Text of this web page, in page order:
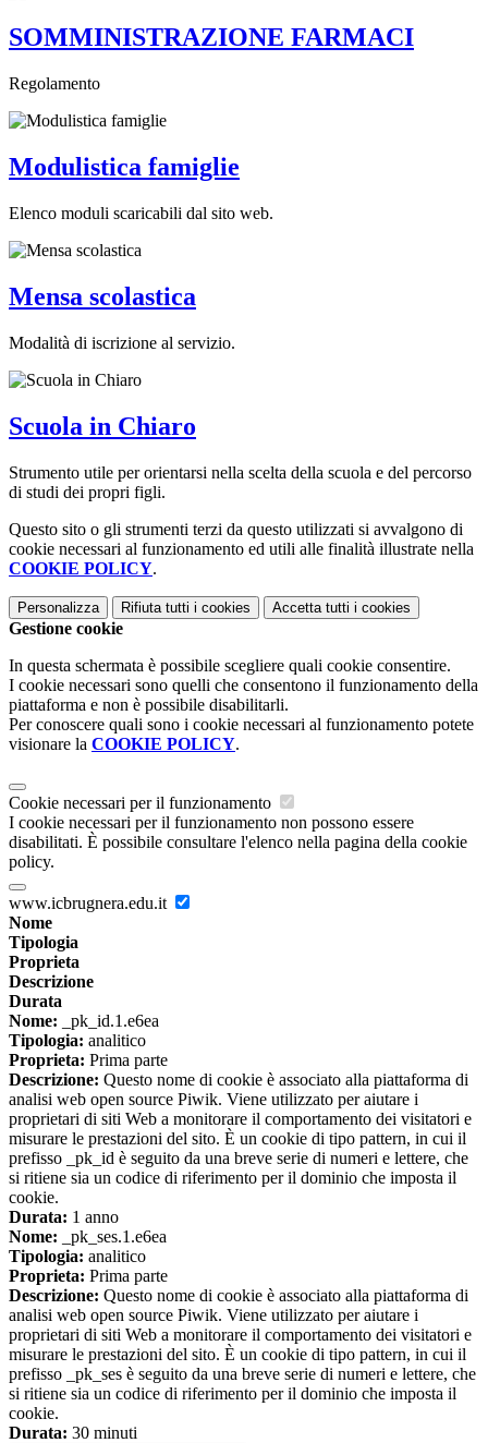
SOMMINISTRAZIONE FARMACI
Regolamento
Modulistica famiglie
Elenco moduli scaricabili dal sito web.
Mensa scolastica
Modalità di iscrizione al servizio.
Scuola in Chiaro
Strumento utile per orientarsi nella scelta della scuola e del percorso
di studi dei propri figli.
Questo sito o gli strumenti terzi da questo utilizzati si avvalgono di
cookie necessari al funzionamento ed utili alle finalità illustrate nella
COOKIE POLICY.
Personalizza Rifiuta tutti i cookies Accetta tutti i cookies
Gestione cookie
In questa schermata è possibile scegliere quali cookie consentire.
I cookie necessari sono quelli che consentono il funzionamento della
piattaforma e non è possibile disabilitarli.
Per conoscere quali sono i cookie necessari al funzionamento potete
visionare la COOKIE POLICY.
Cookie necessari per il funzionamento
I cookie necessari per il funzionamento non possono essere
disabilitati. È possibile consultare l'elenco nella pagina della cookie
policy.
www.icbrugnera.edu.it
Nome
Tipologia
Proprieta
Descrizione
Durata
Nome: _pk_id.1.e6ea
Tipologia: analitico
Proprieta: Prima parte
Descrizione: Questo nome di cookie è associato alla piattaforma di
analisi web open source Piwik. Viene utilizzato per aiutare i
proprietari di siti Web a monitorare il comportamento dei visitatori e
misurare le prestazioni del sito. È un cookie di tipo pattern, in cui il
prefisso _pk_id è seguito da una breve serie di numeri e lettere, che
si ritiene sia un codice di riferimento per il dominio che imposta il
cookie.
Durata: 1 anno
Nome: _pk_ses.1.e6ea
Tipologia: analitico
Proprieta: Prima parte
Descrizione: Questo nome di cookie è associato alla piattaforma di
analisi web open source Piwik. Viene utilizzato per aiutare i
proprietari di siti Web a monitorare il comportamento dei visitatori e
misurare le prestazioni del sito. È un cookie di tipo pattern, in cui il
prefisso _pk_ses è seguito da una breve serie di numeri e lettere, che
si ritiene sia un codice di riferimento per il dominio che imposta il
cookie.
Durata: 30 minuti